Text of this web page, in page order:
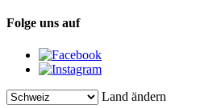
Folge uns auf
Land ändern